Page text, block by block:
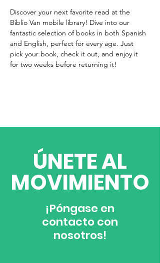
Discover your next favorite read at the
Biblio Van mobile library! Dive into our
fantastic selection of books in both Spanish
and English, perfect for every age. Just
pick your book, check it out, and enjoy it
for two weeks before returning it!
​ÚNETE AL
MOVIMIENTO
¡Póngase en
contacto con
nosotros!